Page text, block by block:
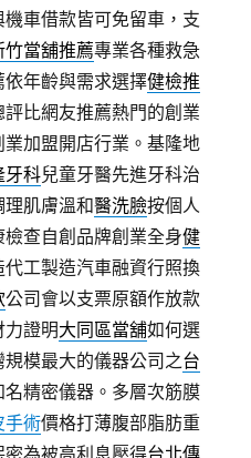
機車借款皆可免留車，支
竹當舖推薦專業各種救急
年齡與需求選擇健檢推
比網友推薦熱門的創業
業加盟開店行業。基隆地
牙科兒童牙醫先進牙科治
理肌膚溫和醫洗臉按個人
查自創品牌創業全身健
工製造汽車融資行照換
公司會以支票原額作放款
證明大同區當舖如何選
模最大的儀器公司之台
精密儀器。多層次筋膜
手術價格打薄腹部脂肪重
為被高利息壓得台北傳